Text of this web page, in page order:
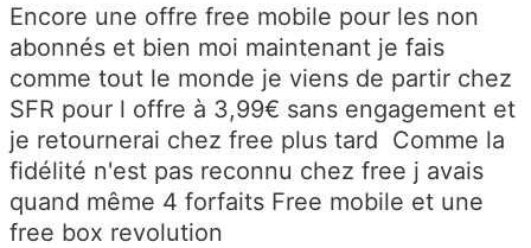
Encore une offre free mobile pour les non
abonnés et bien moi maintenant je fais
comme tout le monde je viens de partir chez
SFR pour l offre à 3,99€ sans engagement et
je retournerai chez free plus tard Comme la
fidélité n'est pas reconnu chez free j avais
quand même 4 forfaits Free mobile et une
free box revolution